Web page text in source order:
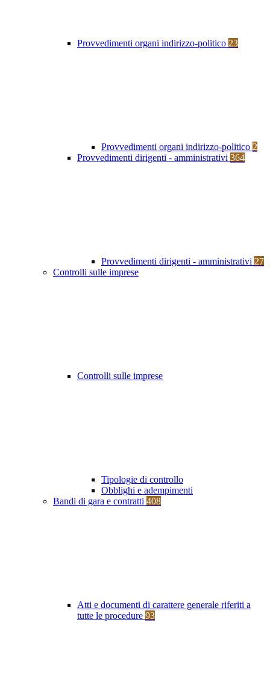
Provvedimenti organi indirizzo-politico 23
Provvedimenti organi indirizzo-politico 2
Provvedimenti dirigenti - amministrativi 364
Provvedimenti dirigenti - amministrativi 27
Controlli sulle imprese
Controlli sulle imprese
Tipologie di controllo
Obblighi e adempimenti
Bandi di gara e contratti 408
Atti e documenti di carattere generale riferiti a
tutte le procedure 93